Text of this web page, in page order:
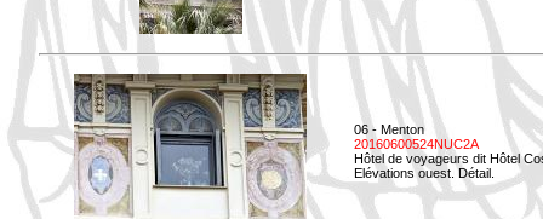
06 - Menton
20160600524NUC2A
Hôtel de voyageurs dit Hôtel
Elévations ouest. Détail.